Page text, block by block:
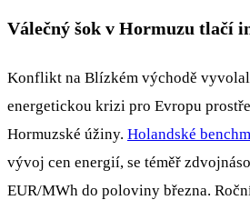
Válečný šok v Hormuzu tlačí
Konflikt na Blízkém východě
energetickou krizi pro Evropu
Hormuzské úžiny. Holandské
vývoj cen energií, se téměř
EUR/MWh do poloviny března.